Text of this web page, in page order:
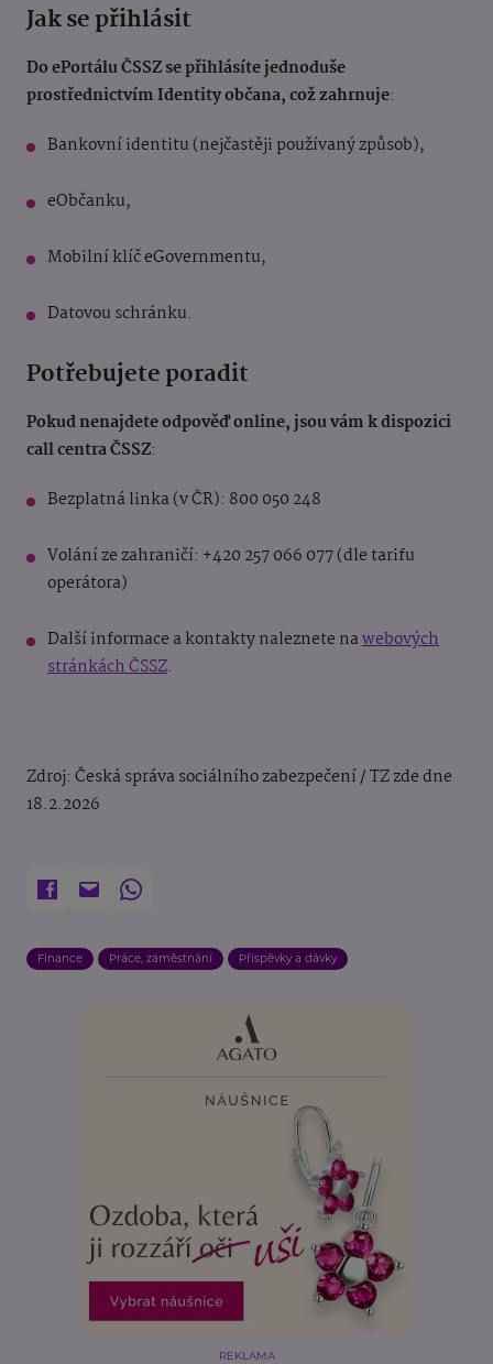
Jak se přihlásit
Do ePortálu ČSSZ se přihlásíte jednoduše
prostřednictvím Identity občana, což zahrnuje:
Bankovní identitu (nejčastěji používaný způsob),
eObčanku,
Mobilní klíč eGovernmentu,
Datovou schránku.
Potřebujete poradit
Pokud nenajdete odpověď online, jsou vám k dispozici
call centra ČSSZ:
Bezplatná linka (v ČR): 800 050 248
Volání ze zahraničí: +420 257 066 077 (dle tarifu
operátora)
Další informace a kontakty naleznete nawebových
stránkách ČSSZ.
Zdroj: Česká správa sociálního zabezpečení / TZ zde dne
18.2.2026
Finance Práce, zaměstnání Příspěvky a dávky
REKLAMA